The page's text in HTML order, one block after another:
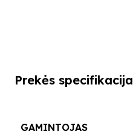
Prekės specifikacija
GAMINTOJAS